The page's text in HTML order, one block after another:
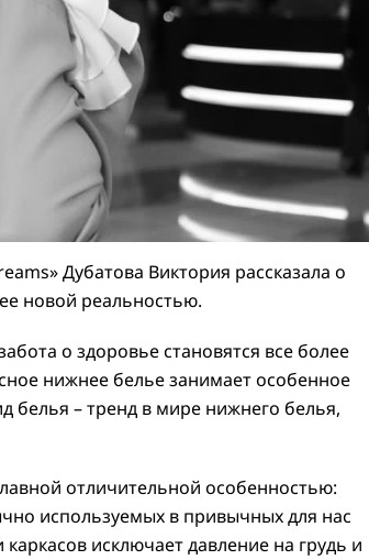
Дубатова Виктория рассказала о
новой реальностью.
о здоровье становятся все более
нижнее белье занимает особенное
белья – тренд в мире нижнего белья,
отличительной особенностью:
используемых в привычных для нас
исключает давление на грудь и